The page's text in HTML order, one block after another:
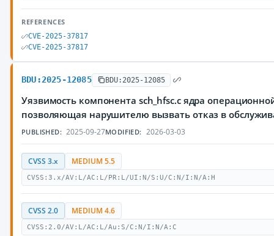
REFERENCES
CVE-2025-37817
CVE-2025-37817
BDU:2025-12085 BDU:2025-12085
Уязвимость компонента sch_hfsc.c ядра
позволяющая нарушителю вызвать отказ в
PUBLISHED: 2025-09-27MODIFIED: 2026-03-03
CVSS 3.x MEDIUM 5.5
CVSS:3.x/AV:L/AC:L/PR:L/UI:N/S:U/C:N/I:N/A:H
CVSS 2.0 MEDIUM 4.6
CVSS:2.0/AV:L/AC:L/Au:S/C:N/I:N/A:C